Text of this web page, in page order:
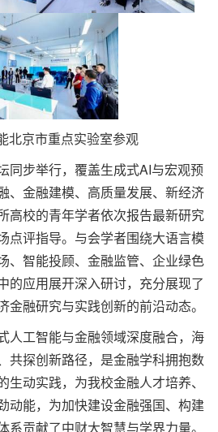
北京市重点实验室参观
同步举行，覆盖生成式AI与宏观预
、金融建模、高质量发展、新经济
高校的青年学者依次报告最新研究
点评指导。与会学者围绕大语言模
、智能投顾、金融监管、企业绿色
的应用展开深入研讨，充分展现了
金融研究与实践创新的前沿动态。
人工智能与金融领域深度融合，海
共探创新路径，是金融学科拥抱数
动实践，为我校金融人才培养、
动能，为加快建设金融强国、构建
系贡献了中财大智慧与学界力量。